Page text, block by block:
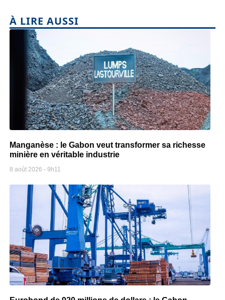
À LIRE AUSSI
Manganèse : le Gabon veut transformer sa richesse
minière en véritable industrie
8 août 2026 9h11